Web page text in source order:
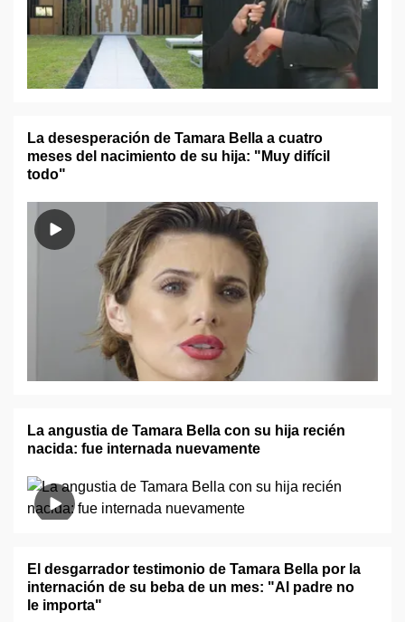
La desesperación de Tamara Bella a cuatro
meses del nacimiento de su hija: "Muy difícil
todo"
La angustia de Tamara Bella con su hija recién
nacida: fue internada nuevamente
El desgarrador testimonio de Tamara Bella por la
internación de su beba de un mes: "Al padre no
le importa"